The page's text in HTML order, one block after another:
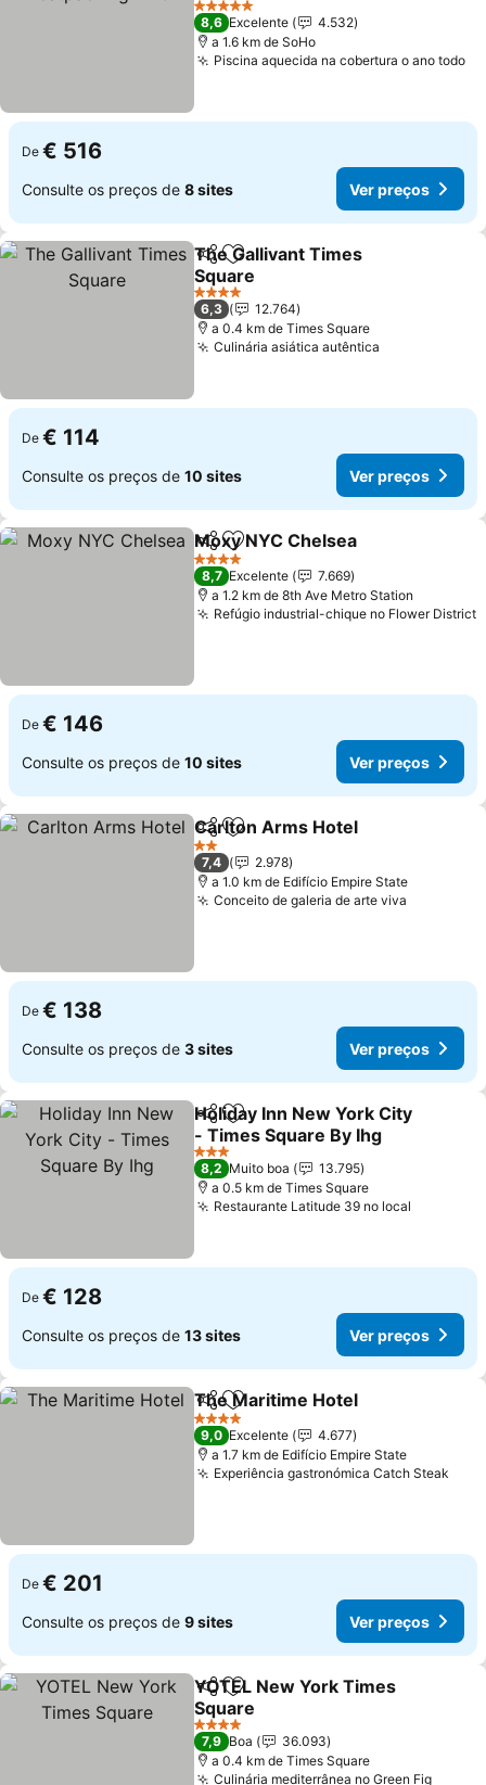
Ver preços
5 Estrelas
8,6 Excelente
4.532
a 1.6 km de SoHo
Piscina aquecida na cobertura o ano todo
De € 516
Consulte os preços de 8 sites Ver preços
PartilharAdicionar aos favoritos
The Gallivant Times
Square
Ver preços
4 Estrelas
6,3
12.764
a 0.4 km de Times Square
Culinária asiática autêntica
De € 114
Consulte os preços de 10 sites Ver preços
PartilharAdicionar aos favoritos
Moxy NYC Chelsea
4 Estrelas
8,7 Excelente
7.669
a 1.2 km de 8th Ave Metro Station
Refúgio industrial-chique no Flower District
De € 146
Consulte os preços de 10 sites Ver preços
PartilharAdicionar aos favoritos
Carlton Arms Hotel
2 Estrelas
7,4
2.978
a 1.0 km de Edifício Empire State
Conceito de galeria de arte viva
De € 138
Consulte os preços de 3 sites Ver preços
PartilharAdicionar aos favoritos
Holiday Inn New York City
- Times Square By Ihg
Ver preços
3 Estrelas
8,2 Muito boa
13.795
a 0.5 km de Times Square
Restaurante Latitude 39 no local
De € 128
Consulte os preços de 13 sites Ver preços
PartilharAdicionar aos favoritos
The Maritime Hotel
4 Estrelas
9,0 Excelente
4.677
a 1.7 km de Edifício Empire State
Experiência gastronómica Catch Steak
De € 201
Consulte os preços de 9 sites Ver preços
PartilharAdicionar aos favoritos
YOTEL New York Times
Square
Ver preços
4 Estrelas
7,9 Boa
36.093
a 0.4 km de Times Square
Culinária mediterrânea no Green Fig